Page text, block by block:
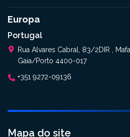
Europa
Portugal
Rua Alvares Cabral, 83/2DIR ,
Gaia/Porto 4400-017
+351 9272-09136
Mapa do site